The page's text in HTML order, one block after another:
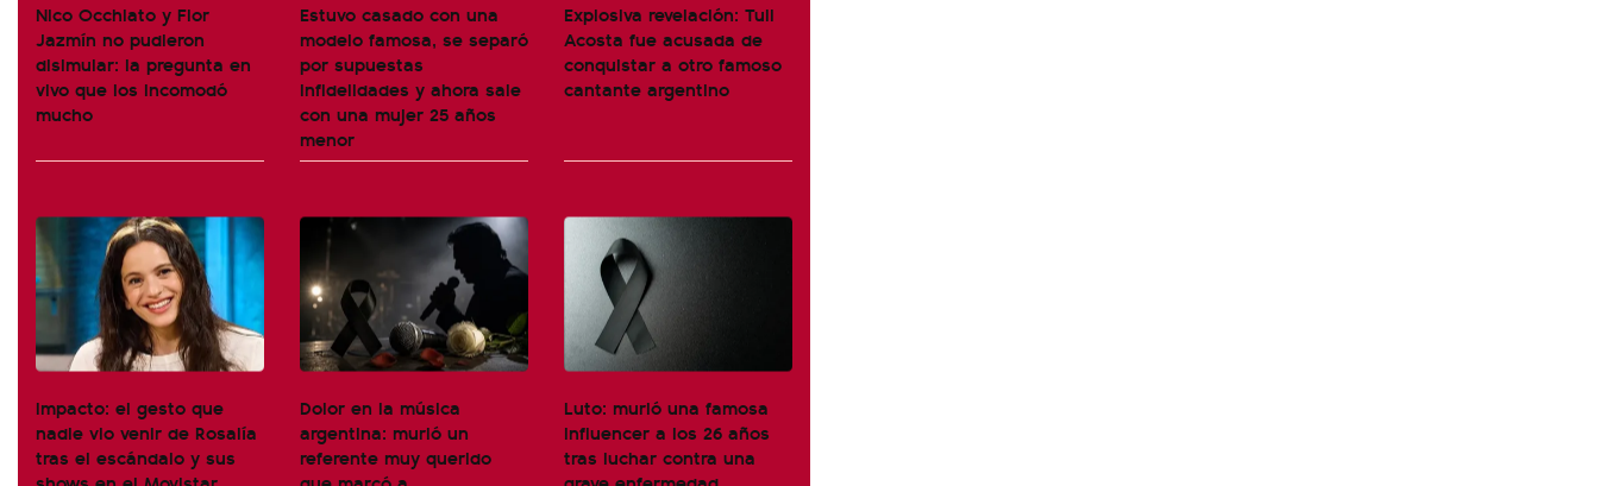
Nico Occhiato y Flor
Jazmín no pudieron
disimular: la pregunta en
vivo que los incomodó
mucho
Estuvo casado con una
modelo famosa, se separó
por supuestas
infidelidades y ahora sale
con una mujer 25 años
menor
Explosiva revelación: Tuli
Acosta fue acusada de
conquistar a otro famoso
cantante argentino
Impacto: el gesto que
nadie vio venir de Rosalía
tras el escándalo y sus
Dolor en la música
argentina: murió un
referente muy querido
Luto: murió una famosa
influencer a los 26 años
tras luchar contra una